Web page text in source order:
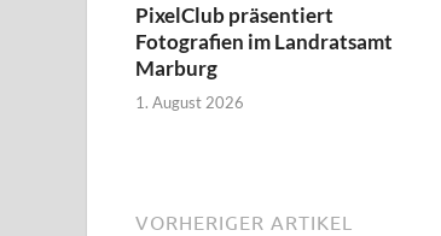
PixelClub präsentiert
Fotografien im Landratsamt
Marburg
1. August 2026
VORHERIGER ARTIKEL